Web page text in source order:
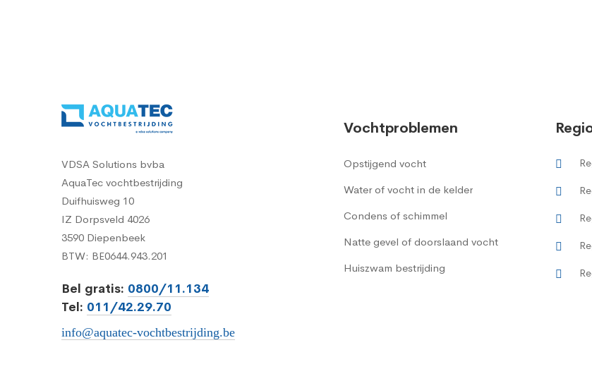
VDSA Solutions bvba
AquaTec vochtbestrijding
Duifhuisweg 10
IZ Dorpsveld 4026
3590 Diepenbeek
BTW: BE0644.943.201
Bel gratis: 0800/11.134
Tel: 011/42.29.70
info@aquatec-vochtbestrijding.be
Vochtproblemen
Opstijgend vocht
Water of vocht in de kelder
Condens of schimmel
Natte gevel of doorslaand vocht
Huiszwam bestrijding